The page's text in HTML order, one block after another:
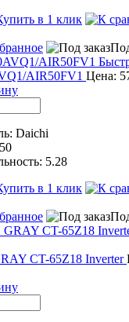
в 1 клик
AIR50FV1 Цена:
Daichi
5.28
в 1 клик
CT-65Z18 Inverter